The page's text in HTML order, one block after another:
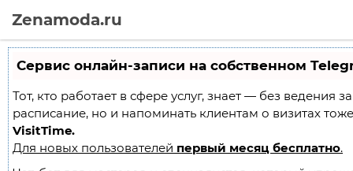
Zenamoda.ru
Сервис онлайн-записи на собственном
Тот, кто работает в сфере услуг, знает — без ведения
расписание, но и напоминать клиентам о визитах
VisitTime.
Для новых пользователей первый месяц бесплатно.